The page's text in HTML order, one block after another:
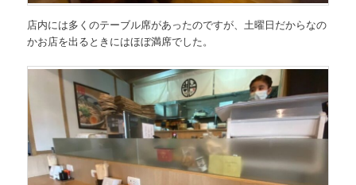
店内には多くのテーブル席があったのですが、土曜日だからなの
かお店を出るときにはほぼ満席でした。